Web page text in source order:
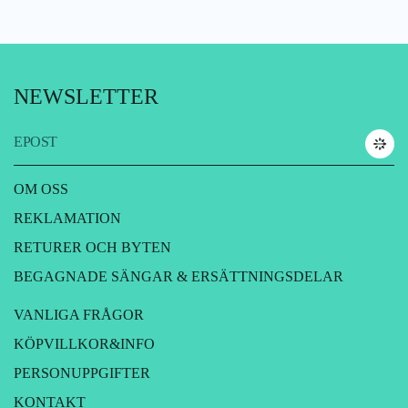
NEWSLETTER
EPOST
OM OSS
REKLAMATION
RETURER OCH BYTEN
BEGAGNADE SÄNGAR & ERSÄTTNINGSDELAR
VANLIGA FRÅGOR
KÖPVILLKOR&INFO
PERSONUPPGIFTER
KONTAKT